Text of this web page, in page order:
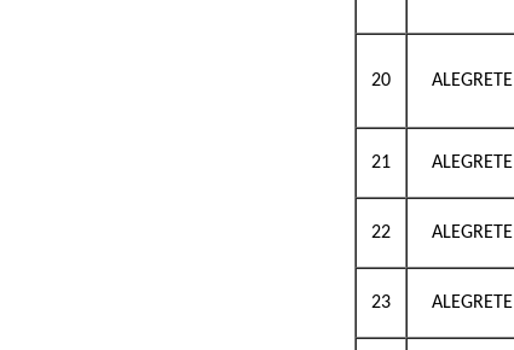
20 ALEGRETE
21 ALEGRETE
22 ALEGRETE
23 ALEGRETE